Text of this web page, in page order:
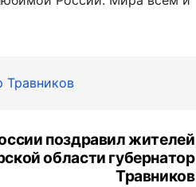
Травников
поздравил жителей
области губернатор
Травников